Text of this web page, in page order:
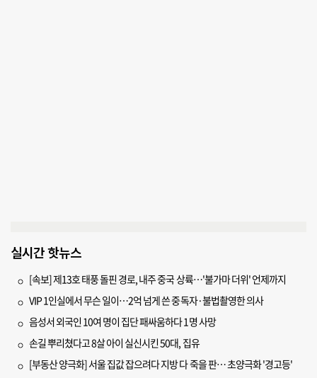
실시간 핫뉴스
[속보] 제13호 태풍 돌핀 경로, 내주 중국 상륙…'불가마 더위' 언제까지
VIP 1인실에서 무슨 일이…2억 넘게 쓴 중독자·불법촬영한 의사
음성서 외국인 10여 명이 집단 패싸움하다 1명 사망
손길 뿌리쳤다고 8살 아이 실신시킨 50대, 집유
[부동산 양극화] 서울 집값 잡으려다 지방 다 죽을 판… 초양극화 '경고등'